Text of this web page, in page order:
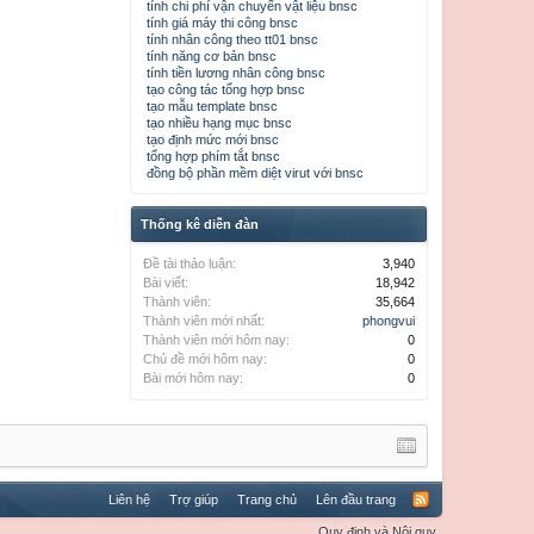
tính chi phí vận chuyển vật liệu bnsc
tính giá máy thi công bnsc
tính nhân công theo tt01 bnsc
tính năng cơ bản bnsc
tính tiền lương nhân công bnsc
tạo công tác tổng hợp bnsc
tạo mẫu template bnsc
tạo nhiều hạng mục bnsc
tạo định mức mới bnsc
tổng hợp phím tắt bnsc
đồng bộ phần mềm diệt virut với bnsc
Thống kê diễn đàn
Đề tài thảo luận:
3,940
Bài viết:
18,942
Thành viên:
35,664
Thành viên mới nhất:
phongvui
Thành viên mới hôm nay:
0
Chủ đề mới hôm nay:
0
Bài mới hôm nay:
0
Liên hệ Trợ giúp Trang chủ Lên đầu trang